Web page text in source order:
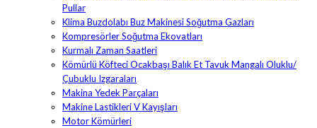
Pullar
Klima Buzdolabı Buz Makinesi Soğutma Gazları
Kompresörler Soğutma Ekovatları
Kurmalı Zaman Saatleri
Kömürlü Köfteci Ocakbaşı Balık Et Tavuk Mangalı Oluklu/
Çubuklu Izgaraları
Makina Yedek Parçaları
Makine Lastikleri V Kayışları
Motor Kömürleri